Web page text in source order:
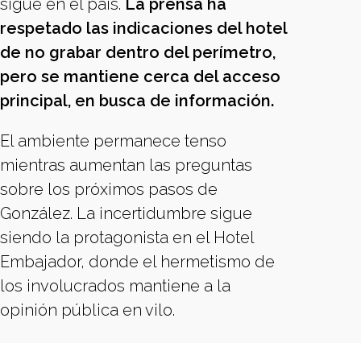
sigue en el país. La prensa ha
respetado las indicaciones del hotel
de no grabar dentro del perímetro,
pero se mantiene cerca del acceso
principal, en busca de información.
El ambiente permanece tenso
mientras aumentan las preguntas
sobre los próximos pasos de
González. La incertidumbre sigue
siendo la protagonista en el Hotel
Embajador, donde el hermetismo de
los involucrados mantiene a la
opinión pública en vilo.